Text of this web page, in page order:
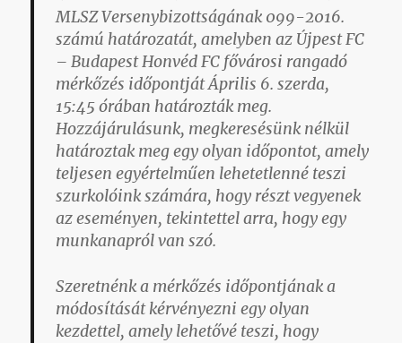
MLSZ Versenybizottságának 099-2016.
számú határozatát, amelyben az Újpest FC
– Budapest Honvéd FC fővárosi rangadó
mérkőzés időpontját Április 6. szerda,
15:45 órában határozták meg.
Hozzájárulásunk, megkeresésünk nélkül
határoztak meg egy olyan időpontot, amely
teljesen egyértelműen lehetetlenné teszi
szurkolóink számára, hogy részt vegyenek
az eseményen, tekintettel arra, hogy egy
munkanapról van szó.
Szeretnénk a mérkőzés időpontjának a
módosítását kérvényezni egy olyan
kezdettel, amely lehetővé teszi, hogy